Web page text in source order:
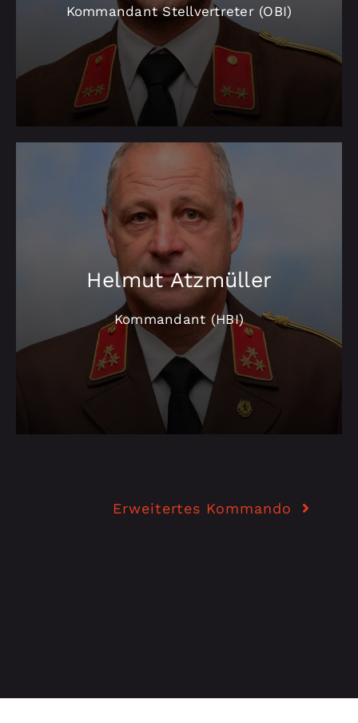
Kommandant Stellvertreter (OBI)
Helmut Atzmüller
Kommandant (HBI)
Erweitertes Kommando